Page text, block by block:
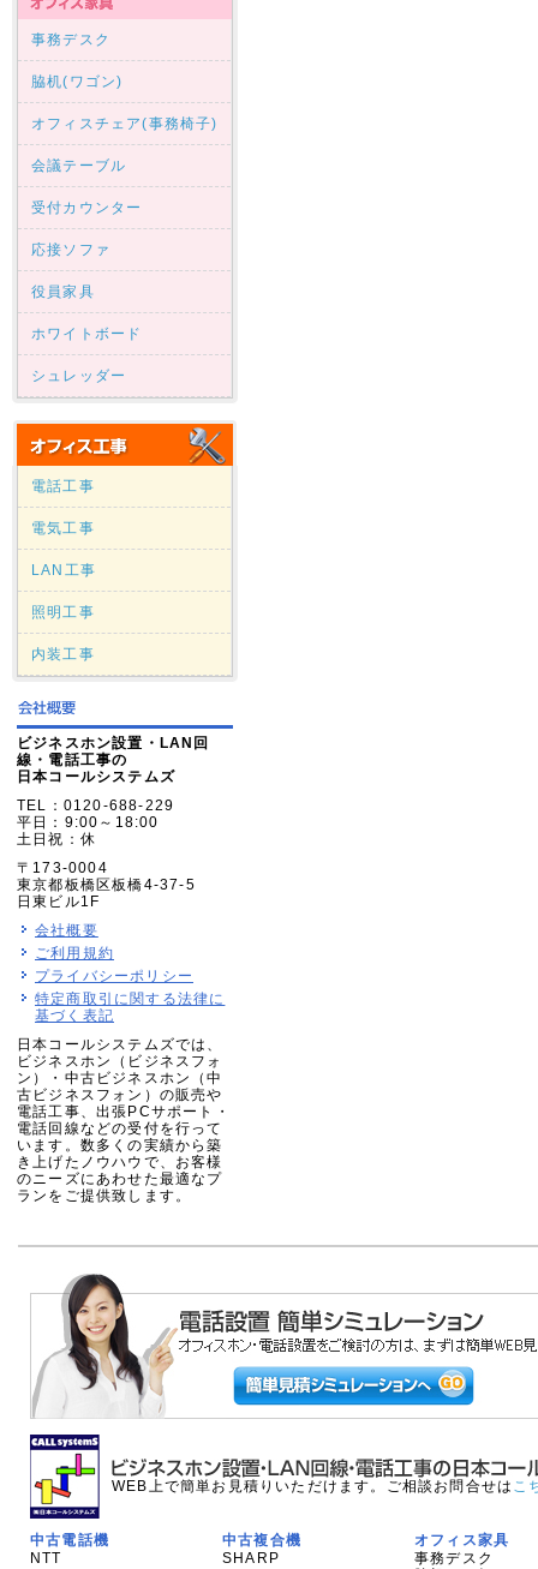
事務デスク
脇机(ワゴン)
オフィスチェア(事務椅子)
会議テーブル
受付カウンター
応接ソファ
役員家具
ホワイトボード
シュレッダー
電話工事
電気工事
LAN工事
照明工事
内装工事
ビジネスホン設置・LAN回
線・電話工事の
日本コールシステムズ
TEL：0120-688-229
平日：9:00～18:00
土日祝：休
〒173-0004
東京都板橋区板橋4-37-5
日東ビル1F
会社概要
ご利用規約
プライバシーポリシー
特定商取引に関する法律に
基づく表記
日本コールシステムズでは、
ビジネスホン（ビジネスフォ
ン）・中古ビジネスホン（中
古ビジネスフォン）の販売や
電話工事、出張PCサポート・
電話回線などの受付を行って
います。数多くの実績から築
き上げたノウハウで、お客様
のニーズにあわせた最適なプ
ランをご提供致します。
WEB上で簡単お見積りいただけます。ご相談お問合せは こ
中古電話機
NTT
中古複合機
SHARP
オフィス家具
事務デスク